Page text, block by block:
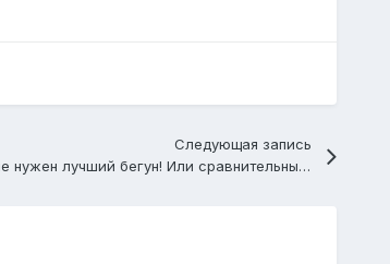
Следующая запись
Мне нужен лучший бегун! Или сравнительный обзор дисков с "Blade Runner"